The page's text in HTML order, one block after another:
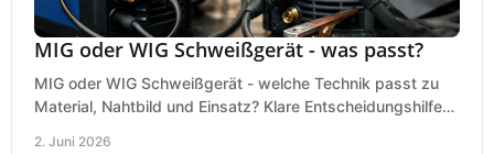
MIG oder WIG Schweißgerät - was passt?
MIG oder WIG Schweißgerät - welche Technik passt zu
Material, Nahtbild und Einsatz? Klare Entscheidungshilfe
2. Juni 2026